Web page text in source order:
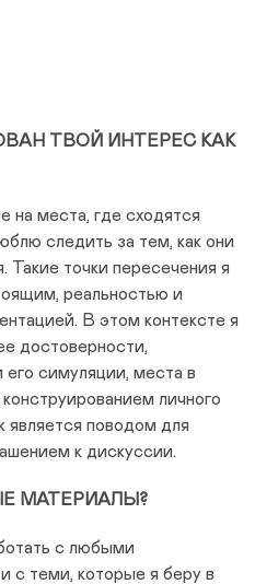
ТВОЙ ИНТЕРЕС КАК
на места, где сходятся
следить за тем, как они
Такие точки пересечения я
реальностью и
В этом контексте я
достоверности,
его симуляции, места в
личного
является поводом для
к дискуссии.
МАТЕРИАЛЫ?
с любыми
с теми, которые я беру в